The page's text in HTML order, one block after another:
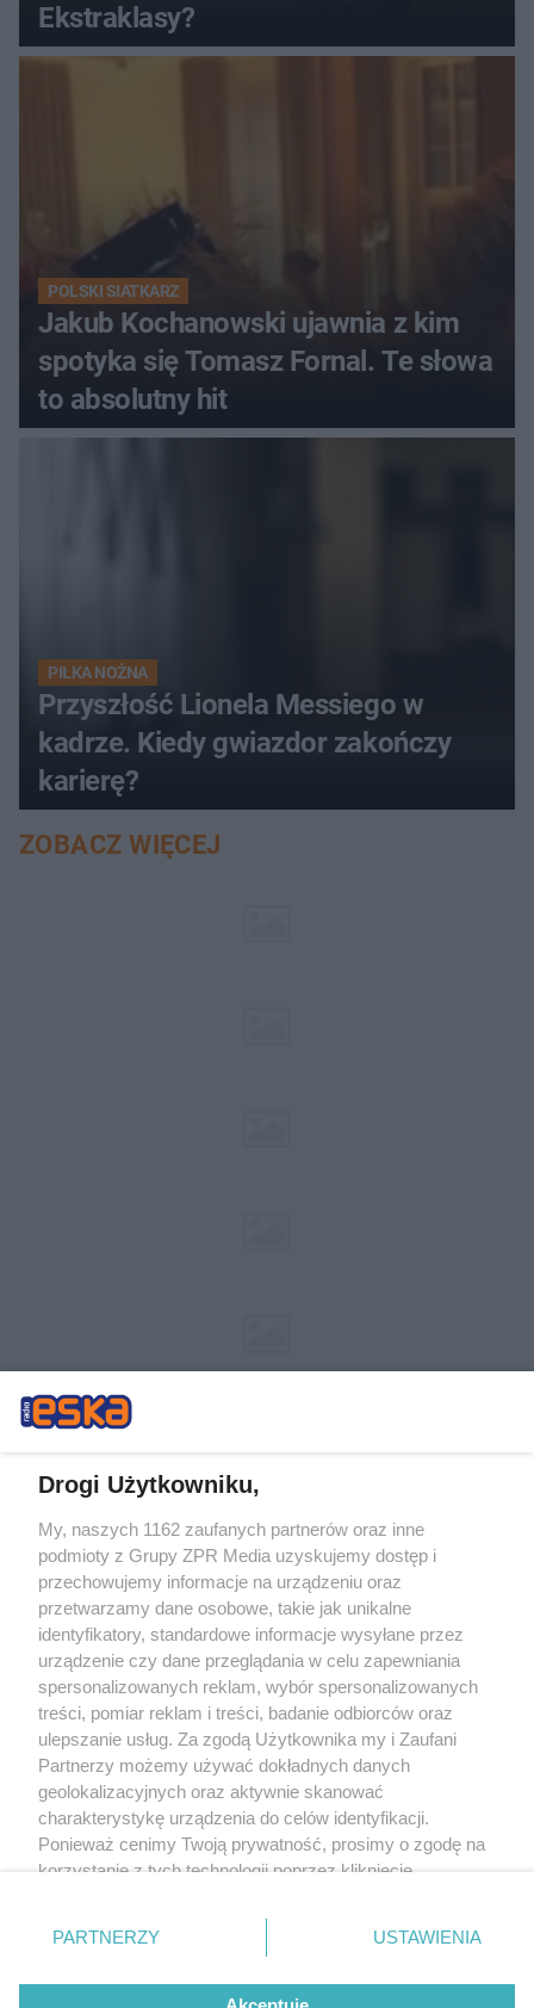
Ekstraklasy?
POLSKI SIATKARZ
Jakub Kochanowski ujawnia z kim
spotyka się Tomasz Fornal. Te słowa
to absolutny hit
PIŁKA NOŻNA
Przyszłość Lionela Messiego w
kadrze. Kiedy gwiazdor zakończy
karierę?
ZOBACZ WIĘCEJ
Żaden utwór zamieszczony w serwisie nie może być powielany i
rozpowszechniany lub dalej rozpowszechniany w jakikolwiek sposób (w
tym także elektroniczny lub mechaniczny) na jakimkolwiek polu
eksploatacji w jakiejkolwiek formie, włącznie z umieszczaniem w Internecie
bez pisemnej zgody właściciela praw. Jakiekolwiek użycie lub
wykorzystanie utworów w całości lub w części z naruszeniem prawa, tzn.
bez właściwej zgody, jest zabronione pod groźbą kary i może być ścigane
prawnie.
O nas
Drogi Użytkowniku,
My, naszych 1162 zaufanych partnerów oraz inne
podmioty z Grupy ZPR Media uzyskujemy dostęp i
przechowujemy informacje na urządzeniu oraz
przetwarzamy dane osobowe, takie jak unikalne
identyfikatory, standardowe informacje wysyłane przez
urządzenie czy dane przeglądania w celu zapewniania
spersonalizowanych reklam, wybór spersonalizowanych
treści, pomiar reklam i treści, badanie odbiorców oraz
ulepszanie usług. Za zgodą Użytkownika my i Zaufani
Partnerzy możemy używać dokładnych danych
geolokalizacyjnych oraz aktywnie skanować
charakterystykę urządzenia do celów identyfikacji.
Ponieważ cenimy Twoją prywatność, prosimy o zgodę na
korzystanie z tych technologii poprzez kliknięcie
zmienić/wycofać klikając przycisk ustawień prywatności
znajdujący się w lewym dolnym rogu strony
rodzaje przetwarzania danych nie wymagają zgody
PARTNERZY USTAWIENIA